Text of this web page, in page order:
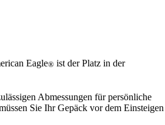
Eagle® ist der Platz in der
Abmessungen für persönliche
Sie Ihr Gepäck vor dem Einsteigen